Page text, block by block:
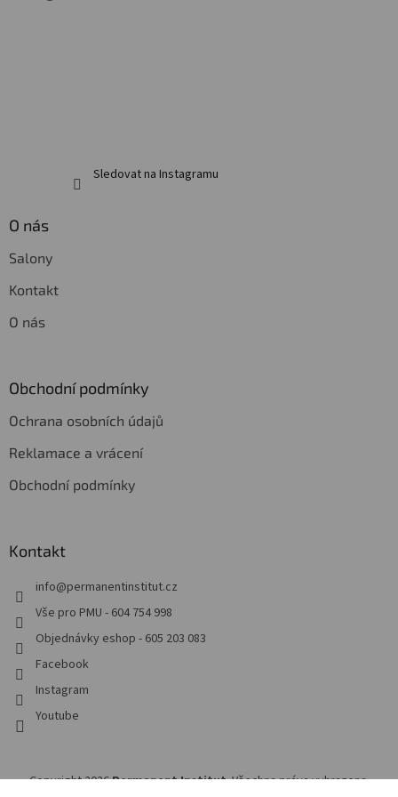
Sledovat na Instagramu
O nás
Salony
Kontakt
O nás
Obchodní podmínky
Ochrana osobních údajů
Reklamace a vrácení
Obchodní podmínky
Kontakt
info@permanentinstitut.cz
Vše pro PMU - 604 754 998
Objednávky eshop - 605 203 083
Facebook
Instagram
Youtube
Copyright 2026Permanent Institut. Všechna práva vyhrazena.